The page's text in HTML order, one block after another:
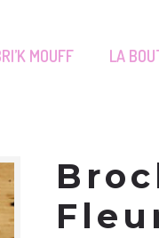
MOUFF LA